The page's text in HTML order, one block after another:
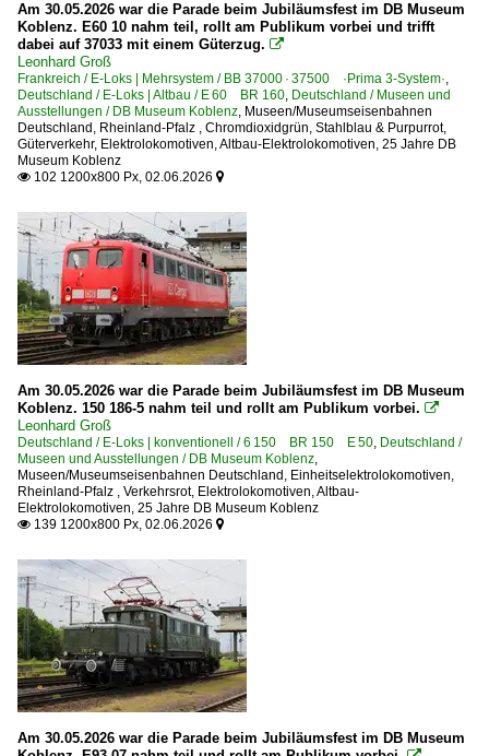
6 101 BR 101 Werbeloks
6 120 BR 120 Private
6 120 BR 120.1
6 145 BR 145 ·Traxx AC·
6 152 BR 152 ·ES 64 F·
6 152 BR 152 ·ES 64 F· Werbeloks
6 185 BR 185 ·Traxx AC1/2· Lokportaits
6 189 BR 189 ·ES 64 F4·
BR 120.0 Vorserie
E-Loks | konventionell
6 103 BR 103.0 E 03.0 Vorserie
6 103 BR 103.1
6 109 BR 109 DR 211 DR E 11
6 110 BR 110.1 E 10 'Kasten'
6 110 BR 110.3 E 10 'Bügelfalte'
6 111 BR 111
6 111 BR 111 Lokportraits
6 113 BR 113 DB 112 · DB 114 E 10.12
6 114 BR 114.0 ex 112.0
6 115 BR 115 DB Fernverkehr
6 139 BR 139 E 40.11
Am 30.05.2026 war die Parade beim Jubiläumsfest im DB Museum
Koblenz. E60 10 nahm teil, rollt am Publikum vorbei und trifft
dabei auf 37033 mit einem Güterzug. 
Leonhard Groß
Frankreich / E-Loks | Mehrsystem / BB 37000 · 37500 ·Prima 3-System·,
Deutschland / E-Loks | Altbau / E 60 BR 160, Deutschland / Museen und
Ausstellungen / DB Museum Koblenz, Museen/Museumseisenbahnen
Deutschland , Rheinland-Pfalz , Chromdioxidgrün, Stahlblau & Purpurrot,
Güterverkehr, Elektrolokomotiven,Altbau-Elektrolokomotiven, 25 Jahre DB
Museum Koblenz
 102 1200x800 Px, 02.06.2026 
Am 30.05.2026 war die Parade beim Jubiläumsfest im DB Museum
Koblenz. 150 186-5 nahm teil und rollt am Publikum vorbei. 
Leonhard Groß
Deutschland / E-Loks | konventionell / 6 150 BR 150 E 50, Deutschland /
Museen und Ausstellungen / DB Museum Koblenz,
Museen/Museumseisenbahnen Deutschland , Einheitselektrolokomotiven,
Rheinland-Pfalz , Verkehrsrot, Elektrolokomotiven,Altbau-
Elektrolokomotiven, 25 Jahre DB Museum Koblenz
 139 1200x800 Px, 02.06.2026 
Am 30.05.2026 war die Parade beim Jubiläumsfest im DB Museum